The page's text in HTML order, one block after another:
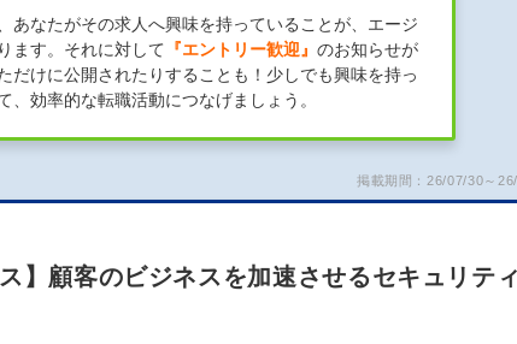
あなたがその求人へ興味を持っていることが、エージ
ます。それに対して 『エントリー歓迎』 のお知らせが
だけに公開されたりすることも！少しでも興味を持っ
効率的な転職活動につなげましょう。
掲載期間：26/07/30～
】顧客のビジネスを加速させるセキュリティ